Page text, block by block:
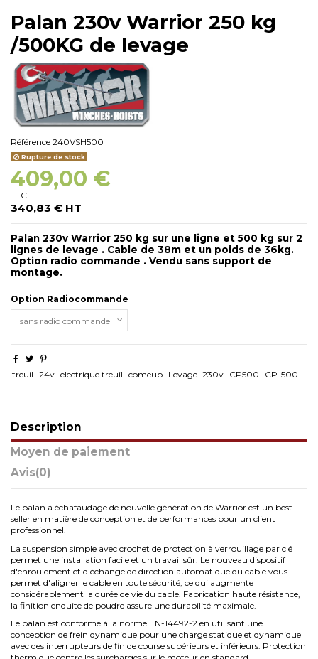
Palan 230v Warrior 250 kg
/500KG de levage
Référence 240VSH500
Rupture de stock
409,00 €
TTC
340,83 € HT
Palan 230v Warrior 250 kg sur une ligne et 500 kg sur 2
lignes de levage . Cable de 38m et un poids de 36kg.
Option radio commande . Vendu sans support de
montage.
Option Radiocommande
treuil 24v electrique.treuil comeup Levage 230v CP500 CP-500
Description
Moyen de paiement
Avis(0)
Le palan à échafaudage de nouvelle génération de Warrior est un best
seller en matière de conception et de performances pour un client
professionnel.
La suspension simple avec crochet de protection à verrouillage par clé
permet une installation facile et un travail sûr. Le nouveau dispositif
d'enroulement et d'échange de direction automatique du cable vous
permet d'aligner le cable en toute sécurité, ce qui augmente
considérablement la durée de vie du cable. Fabrication haute résistance,
la finition enduite de poudre assure une durabilité maximale.
Le palan est conforme à la norme EN-14492-2 en utilisant une
conception de frein dynamique pour une charge statique et dynamique
avec des interrupteurs de fin de course supérieurs et inférieurs. Protection